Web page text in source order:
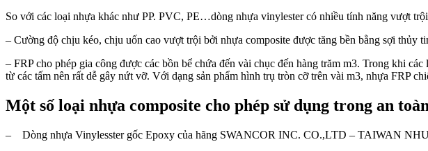
So với các loại nhựa khác như PP. PVC, PE…dòng nhựa vinylester có nhiều tính năng vượt
– Cường độ chịu kéo, chịu uốn cao vượt trội bởi nhựa composite được tăng bền bằng sợi thủy
– FRP cho phép gia công được các bồn bể chứa đến vài chục đến hàng trăm m3. Trong khi
từ các tấm nên rất dễ gây nứt vỡ. Với dạng sản phẩm hình trụ tròn cỡ trên vài m3, nhựa FRP
Một số loại nhựa composite cho phép sử dụng trong an
– Dòng nhựa Vinylesster gốc Epoxy của hãng SWANCOR INC. CO.,LTD – TAIWAN